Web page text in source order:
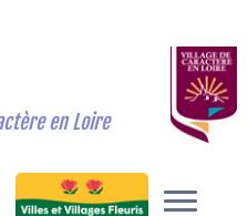
en Loire